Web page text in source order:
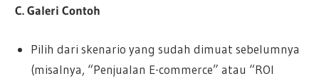
C. Galeri Contoh
Pilih dari skenario yang sudah dimuat sebelumnya
(misalnya, “Penjualan E-commerce” atau “ROI